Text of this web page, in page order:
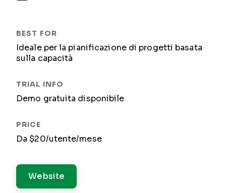
Ideale per la pianificazione di progetti basata
sulla capacità
Demo gratuita disponibile
Da $20/utente/mese
Website